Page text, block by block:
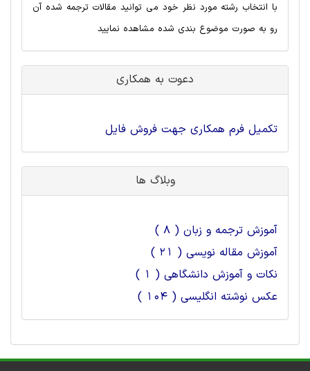
با انتخاب رشته مورد نظر خود می توانید مقالات ترجمه شده آن
رو به صورت موضوع بندی شده مشاهده نمایید
دعوت به همکاری
تکمیل فرم همکاری جهت فروش فایل
وبلاگ ها
آموزش ترجمه و زبان ( 8 )
آموزش مقاله نویسی ( 21 )
نکات و آموزش دانشگاهی ( 1 )
عکس نوشته انگلیسی ( 104 )